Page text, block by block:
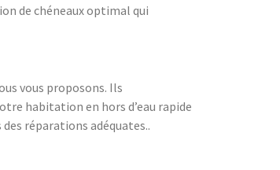
de chéneaux optimal qui
vous proposons. Ils
habitation en hors d’eau rapide
réparations adéquates..